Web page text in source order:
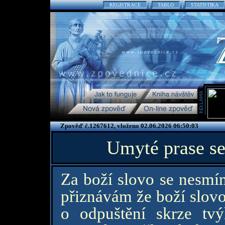
REGISTRACE TABLO STATISTIKA
Zpověď č.1267612, vloženo 02.06.2026 06:50:03
Umyté prase
Za boží slovo se
přiznávám že boží
o odpuštění skrze